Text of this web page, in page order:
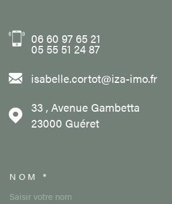
06 60 97 65 21
05 55 51 24 87
isabelle.cortot@iza-imo.fr
33 , Avenue Gambetta
23000
Guéret
NOM *